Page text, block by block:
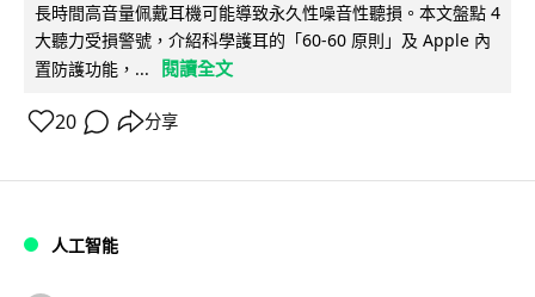
長時間高音量佩戴耳機可能導致永久性噪音性聽損。本文盤點 4
大聽力受損警號，介紹科學護耳的「60-60 原則」及 Apple 內
置防護功能，...
閱讀全文
20 分享
人工智能